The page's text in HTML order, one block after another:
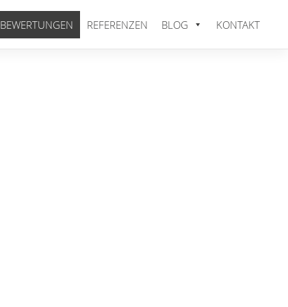
BEWERTUNGEN REFERENZEN BLOG KONTAKT